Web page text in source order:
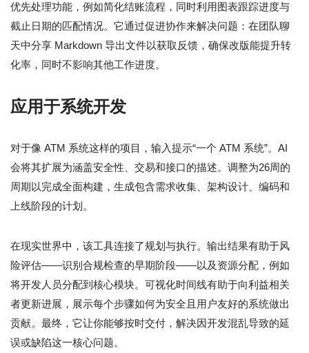
优先处理功能，例如简化结账流程，同时利用图表跟踪进度与
截止日期的匹配情况。它通过促进协作来解决问题：在团队聊
天中分享 Markdown 导出文件以获取反馈，确保改版能提升转
化率，同时不影响其他工作进度。
应用于系统开发
对于像 ATM 系统这样的项目，输入提示“一个 ATM 系统”。AI
会将其扩展为涵盖安全性、交易和接口的描述。调整为26周的
周期以完成全面构建，生成包含需求收集、架构设计、编码和
上线阶段的计划。
在现实世界中，该工具连接了规划与执行。输出结果有助于风
险评估——识别合规检查的早期阶段——以及资源分配，例如
将开发人员分配到核心模块。可视化时间线有助于向利益相关
者更新进展，展示每个步骤如何为安全且用户友好的系统做出
贡献。最终，它让你能够按时交付，解决因开发混乱导致的延
误或缺陷这一核心问题。